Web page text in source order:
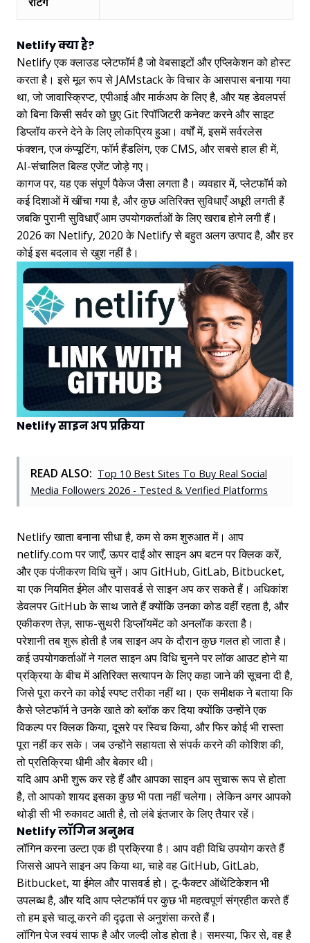
Netlify क्या है?
Netlify एक क्लाउड प्लेटफॉर्म है जो वेबसाइटों और एप्लिकेशन को होस्ट
करता है। इसे मूल रूप से JAMstack के विचार के आसपास बनाया गया
था, जो जावास्क्रिप्ट, एपीआई और मार्कअप के लिए है, और यह डेवलपर्स
को बिना किसी सर्वर को छुए Git रिपॉजिटरी कनेक्ट करने और साइट
डिप्लॉय करने देने के लिए लोकप्रिय हुआ। वर्षों में, इसमें सर्वरलेस
फंक्शन, एज कंप्यूटिंग, फॉर्म हैंडलिंग, एक CMS, और सबसे हाल ही में,
AI-संचालित बिल्ड एजेंट जोड़े गए।
कागज पर, यह एक संपूर्ण पैकेज जैसा लगता है। व्यवहार में, प्लेटफॉर्म को
कई दिशाओं में खींचा गया है, और कुछ अतिरिक्त सुविधाएँ अधूरी लगती हैं
जबकि पुरानी सुविधाएँ आम उपयोगकर्ताओं के लिए खराब होने लगी हैं।
2026 का Netlify, 2020 के Netlify से बहुत अलग उत्पाद है, और हर
कोई इस बदलाव से खुश नहीं है।
Netlify साइन अप प्रक्रिया
READ ALSO: Top 10 Best Sites To Buy Real Social
Media Followers 2026 - Tested & Verified Platforms
Netlify खाता बनाना सीधा है, कम से कम शुरुआत में। आप
netlify.com पर जाएँ, ऊपर दाईं ओर साइन अप बटन पर क्लिक करें,
और एक पंजीकरण विधि चुनें। आप GitHub, GitLab, Bitbucket,
या एक नियमित ईमेल और पासवर्ड से साइन अप कर सकते हैं। अधिकांश
डेवलपर GitHub के साथ जाते हैं क्योंकि उनका कोड वहीं रहता है, और
एकीकरण तेज़, साफ-सुथरी डिप्लॉयमेंट को अनलॉक करता है।
परेशानी तब शुरू होती है जब साइन अप के दौरान कुछ गलत हो जाता है।
कई उपयोगकर्ताओं ने गलत साइन अप विधि चुनने पर लॉक आउट होने या
प्रक्रिया के बीच में अतिरिक्त सत्यापन के लिए कहा जाने की सूचना दी है,
जिसे पूरा करने का कोई स्पष्ट तरीका नहीं था। एक समीक्षक ने बताया कि
कैसे प्लेटफॉर्म ने उनके खाते को ब्लॉक कर दिया क्योंकि उन्होंने एक
विकल्प पर क्लिक किया, दूसरे पर स्विच किया, और फिर कोई भी रास्ता
पूरा नहीं कर सके। जब उन्होंने सहायता से संपर्क करने की कोशिश की,
तो प्रतिक्रिया धीमी और बेकार थी।
यदि आप अभी शुरू कर रहे हैं और आपका साइन अप सुचारू रूप से होता
है, तो आपको शायद इसका कुछ भी पता नहीं चलेगा। लेकिन अगर आपको
थोड़ी सी भी रुकावट आती है, तो लंबे इंतजार के लिए तैयार रहें।
Netlify लॉगिन अनुभव
लॉगिन करना उल्टा एक ही प्रक्रिया है। आप वही विधि उपयोग करते हैं
जिससे आपने साइन अप किया था, चाहे वह GitHub, GitLab,
Bitbucket, या ईमेल और पासवर्ड हो। टू-फैक्टर ऑथेंटिकेशन भी
उपलब्ध है, और यदि आप प्लेटफॉर्म पर कुछ भी महत्वपूर्ण संग्रहीत करते हैं
तो हम इसे चालू करने की दृढ़ता से अनुशंसा करते हैं।
लॉगिन पेज स्वयं साफ है और जल्दी लोड होता है। समस्या, फिर से, वह है